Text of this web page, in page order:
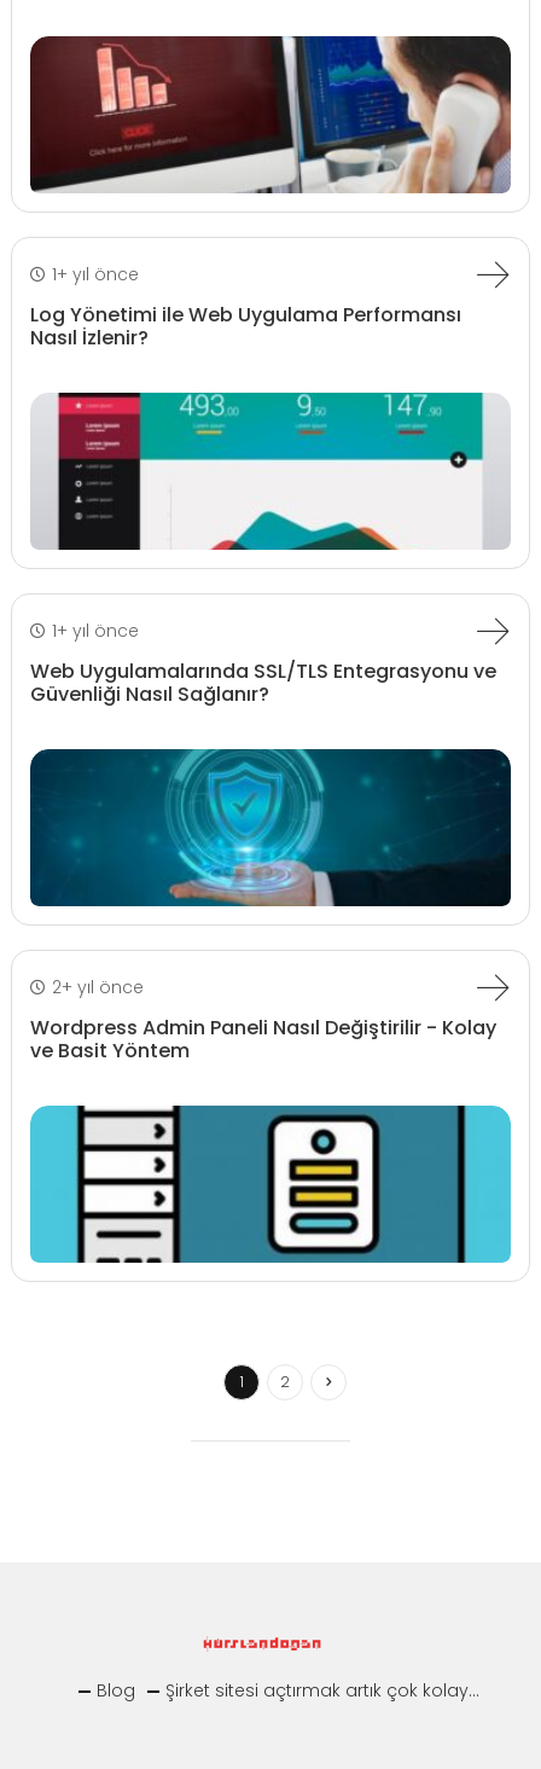
1+ yıl önce
Log Yönetimi ile Web Uygulama Performansı
Nasıl İzlenir?
1+ yıl önce
Web Uygulamalarında SSL/TLS Entegrasyonu ve
Güvenliği Nasıl Sağlanır?
2+ yıl önce
Wordpress Admin Paneli Nasıl Değiştirilir - Kolay
ve Basit Yöntem
1 2
Blog Şirket sitesi açtırmak artık çok kolay...